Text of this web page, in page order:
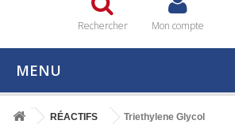
Rechercher Mon compte
MENU
RÉACTIFS Triethylene Glycol